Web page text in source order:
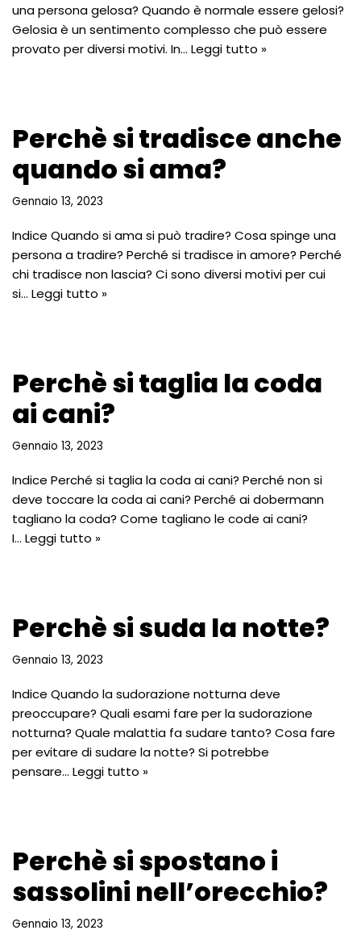
una persona gelosa? Quando è normale essere gelosi?
Gelosia è un sentimento complesso che può essere
provato per diversi motivi. In… Leggi tutto »
Perchè si tradisce anche
quando si ama?
Gennaio 13, 2023
Indice Quando si ama si può tradire? Cosa spinge una
persona a tradire? Perché si tradisce in amore? Perché
chi tradisce non lascia? Ci sono diversi motivi per cui
si… Leggi tutto »
Perchè si taglia la coda
ai cani?
Gennaio 13, 2023
Indice Perché si taglia la coda ai cani? Perché non si
deve toccare la coda ai cani? Perché ai dobermann
tagliano la coda? Come tagliano le code ai cani?
I… Leggi tutto »
Perchè si suda la notte?
Gennaio 13, 2023
Indice Quando la sudorazione notturna deve
preoccupare? Quali esami fare per la sudorazione
notturna? Quale malattia fa sudare tanto? Cosa fare
per evitare di sudare la notte? Si potrebbe
pensare… Leggi tutto »
Perchè si spostano i
sassolini nell’orecchio?
Gennaio 13, 2023